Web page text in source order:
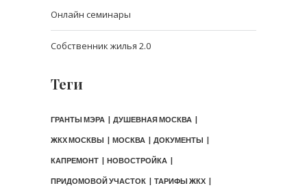
Онлайн семинары
Собственник жилья 2.0
Теги
ГРАНТЫ МЭРА ДУШЕВНАЯ МОСКВА
ЖКХ МОСКВЫ МОСКВА ДОКУМЕНТЫ
КАПРЕМОНТ НОВОСТРОЙКА
ПРИДОМОВОЙ УЧАСТОК ТАРИФЫ ЖКХ